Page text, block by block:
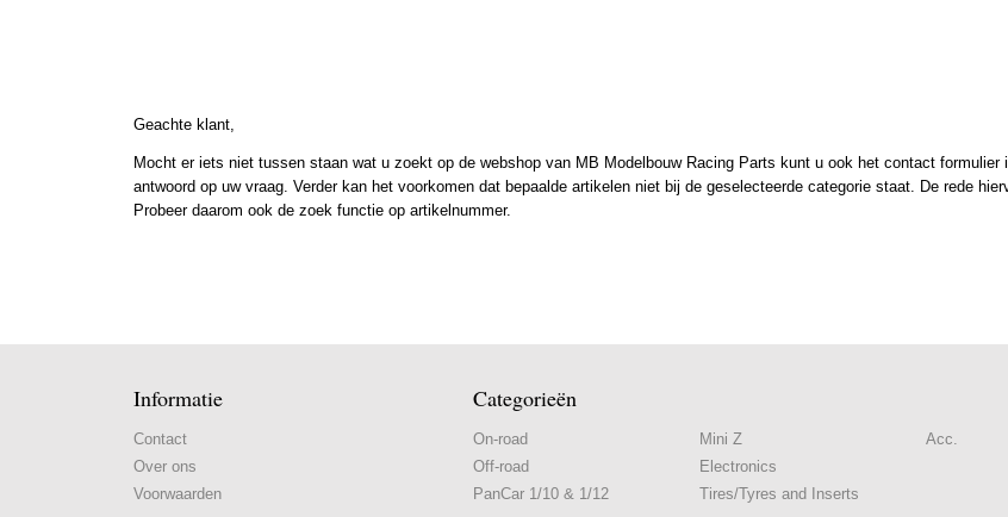
Geachte klant,
Mocht er iets niet tussen staan wat u zoekt op de webshop van MB Modelbouw Racing Parts kunt u ook het contact
antwoord op uw vraag. Verder kan het voorkomen dat bepaalde artikelen niet bij de geselecteerde categorie staat. De rede
Probeer daarom ook de zoek functie op artikelnummer.
Informatie
Contact
Over ons
Voorwaarden
Categorieën
On-road
Off-road
PanCar 1/10 & 1/12
Mini Z
Electronics
Tires/Tyres and Inserts
Acc.